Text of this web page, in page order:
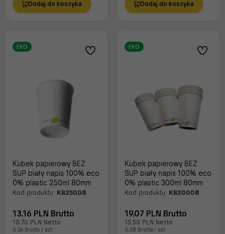
Dodaj do koszyka Dodaj do koszyka
EKO
Kubek papierowy BEZ
SUP biały napis 100% eco
0% plastic 250ml 80mm
Kod produktu: KB250D8
13.16 PLN Brutto
10.70 PLN Netto
0.26 Brutto / szt.
EKO
Kubek papierowy BEZ
SUP biały napis 100% eco
0% plastic 300ml 80mm
Kod produktu: KB300D8
19.07 PLN Brutto
15.50 PLN Netto
0.38 Brutto / szt.